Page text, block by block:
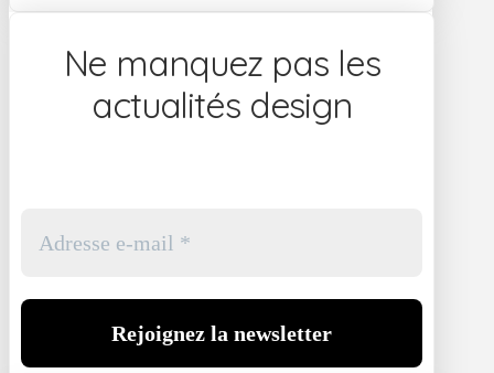
Ne manquez pas les
actualités design